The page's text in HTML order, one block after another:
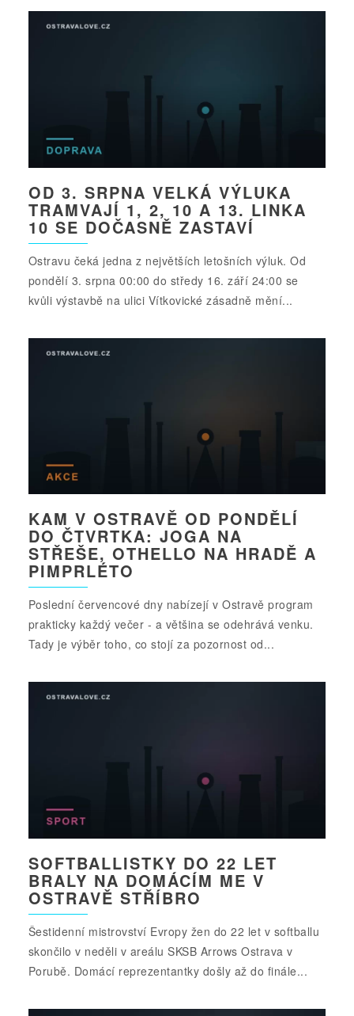
OD 3. SRPNA VELKÁ VÝLUKA
TRAMVAJÍ 1, 2, 10 A 13. LINKA
10 SE DOČASNĚ ZASTAVÍ
Ostravu čeká jedna z největších letošních výluk. Od
pondělí 3. srpna 00:00 do středy 16. září 24:00 se
kvůli výstavbě na ulici Vítkovické zásadně mění...
KAM V OSTRAVĚ OD PONDĚLÍ
DO ČTVRTKA: JOGA NA
STŘEŠE, OTHELLO NA HRADĚ A
PIMPRLÉTO
Poslední červencové dny nabízejí v Ostravě program
prakticky každý večer - a většina se odehrává venku.
Tady je výběr toho, co stojí za pozornost od...
SOFTBALLISTKY DO 22 LET
BRALY NA DOMÁCÍM ME V
OSTRAVĚ STŘÍBRO
Šestidenní mistrovství Evropy žen do 22 let v softballu
skončilo v neděli v areálu SKSB Arrows Ostrava v
Porubě. Domácí reprezentantky došly až do finále...